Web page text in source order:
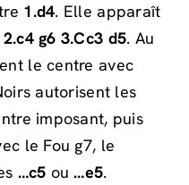
1.d4. Elle apparaît
g6 3.Cc3 d5. Au
le centre avec
autorisent les
imposant, puis
le Fou g7, le
…c5 ou …e5.